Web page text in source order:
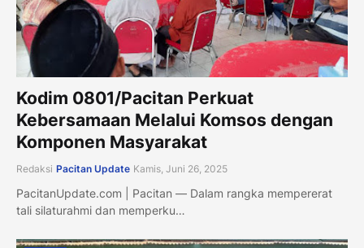
Kodim 0801/Pacitan Perkuat
Kebersamaan Melalui Komsos dengan
Komponen Masyarakat
Redaksi Pacitan Update Kamis, Juni 26, 2025
PacitanUpdate.com | Pacitan — Dalam rangka mempererat
tali silaturahmi dan memperku…